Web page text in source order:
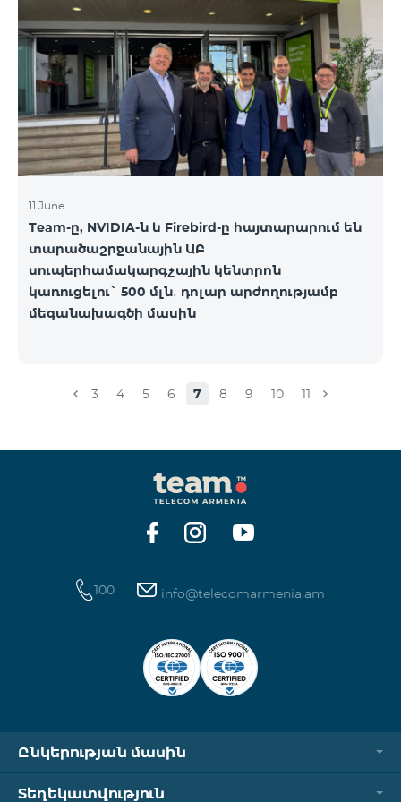
ստորև ներկայացված աղյուսակի․ Հին
սակագնային փաթեթ Նոր սակագնային փաթեթ
Բիզնես 2000 PRO 1900 Բիզնես 3000 Pro Special 1
Բիզնես 5000 PRO 5200 Բիզնես 7000 Pro Special 3
11 June
Team-ը, NVIDIA-ն և Firebird-ը հայտարարում են
տարածաշրջանային ԱԲ
սուպերհամակարգչային կենտրոն
կառուցելու` 500 մլն․ դոլար արժողությամբ
մեգանախագծի մասին
3 4 5 6 7 8 9 10 11
100 info@telecomarmenia.am
Ընկերության մասին
Տեղեկատվություն